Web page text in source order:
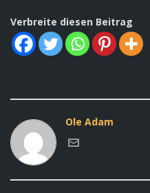
Verbreite diesen Beitrag
Ole Adam